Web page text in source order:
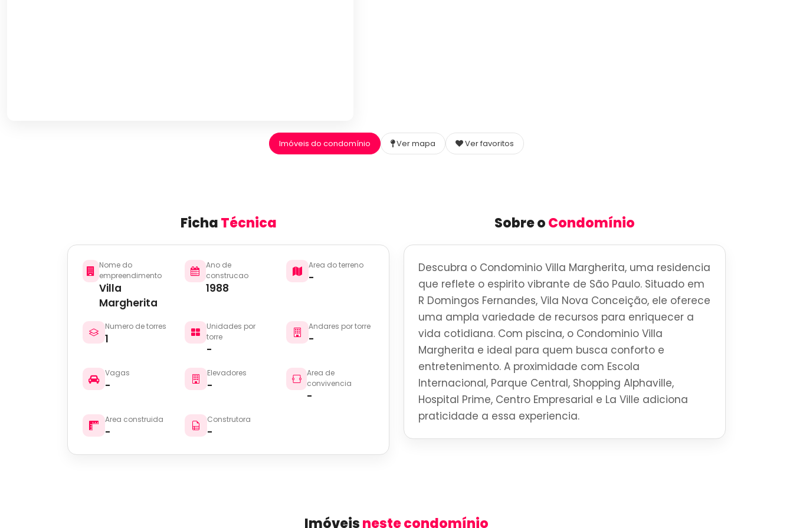
Imóveis do condomínio Ver mapa Ver favoritos
FichaTécnica
Nome do
empreendimento
Villa
Margherita
Ano de
construcao
1988
Area do terreno
-
Numero de torres
1
Unidades por
torre
-
Andares por torre
-
Vagas
-
Elevadores
-
Area de
convivencia
-
Area construida
-
Construtora
-
Sobre oCondomínio
Descubra o Condominio Villa Margherita, uma residencia
que reflete o espirito vibrante de São Paulo. Situado em
R Domingos Fernandes, Vila Nova Conceição, ele oferece
uma ampla variedade de recursos para enriquecer a
vida cotidiana. Com piscina, o Condominio Villa
Margherita e ideal para quem busca conforto e
entretenimento. A proximidade com Escola
Internacional, Parque Central, Shopping Alphaville,
Hospital Prime, Centro Empresarial e La Ville adiciona
praticidade a essa experiencia.
Imóveisneste condomínio